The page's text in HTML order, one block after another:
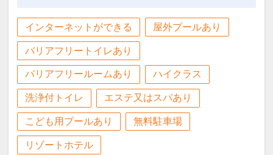
インターネットができる 屋外プールあり
バリアフリートイレあり
バリアフリールームあり ハイクラス
洗浄付トイレ エステ又はスパあり
こども用プールあり 無料駐車場
リゾートホテル